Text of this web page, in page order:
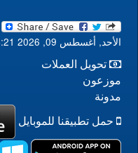
الأحد, أغسطس 09, 2026 01:26:21 ص
تحويل العملات
موزعون
مدونة
حمل تطبيقنا للموبايل